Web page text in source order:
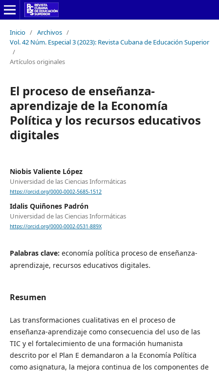
Inicio / Archivos /
Vol. 42 Núm. Especial 3 (2023): Revista Cubana de Educación Superior
/
Artículos originales
El proceso de enseñanza-
aprendizaje de la Economía
Política y los recursos educativos
digitales
Niobis Valiente López
Universidad de las Ciencias Informáticas
https://orcid.org/0000-0002-5685-1512
Idalis Quiñones Padrón
Universidad de las Ciencias Informáticas
https://orcid.org/0000-0002-0531-889X
Palabras clave: economía política proceso de enseñanza-
aprendizaje, recursos educativos digitales.
Resumen
Las transformaciones cualitativas en el proceso de
enseñanza-aprendizaje como consecuencia del uso de las
TIC y el fortalecimiento de una formación humanista
descrito por el Plan E demandaron a la Economía Política
como asignatura, la mejora continua de los componentes de